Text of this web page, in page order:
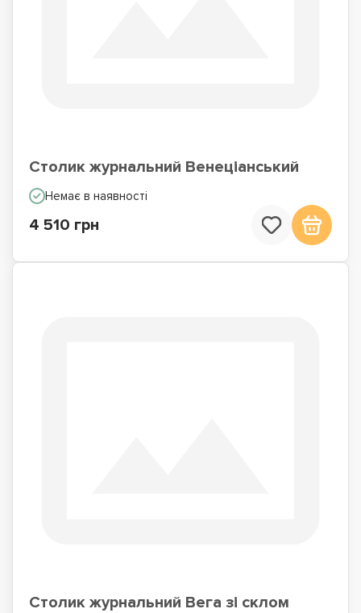
Столик журнальний Венеціанський
Немає в наявності
4 510 грн
Столик журнальний Вега зі склом